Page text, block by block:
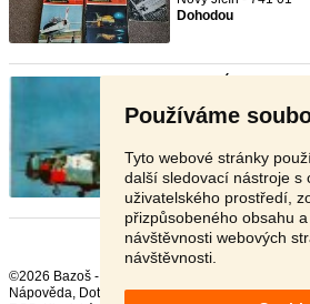
Používáme
Tyto webové stránky
další sledovací nástroje s
uživatelského prostředí,
přizpůsobeného obsahu
návštěvnosti webových
návštěvnosti.
Dohodou
Prodám časopisy
V textu
©2026 Bazoš -
Nápověda, Dotazy ,Hodnocení,Kontakt,Reklama